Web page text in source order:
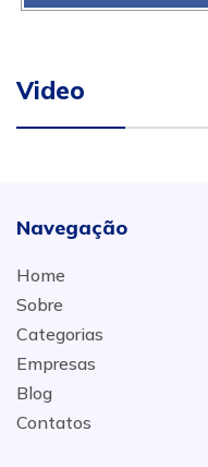
Video
Navegação
Home
Sobre
Categorias
Empresas
Blog
Contatos